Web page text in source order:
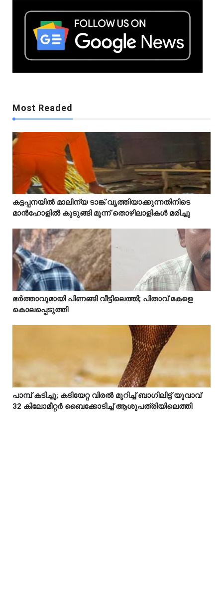
Most Readed
  
കട്ടപ്പനയിൽ മാലിന്യ ടാങ്ക് വൃത്തിയാക്കുന്നതിനിടെ
മാൻഹോളിൽ കുടുങ്ങി മൂന്ന് തൊഴിലാളികൾ മരിച്ചു
  
Mostreaded
ഭർത്താവുമായി പിണങ്ങി വീട്ടിലെത്തി; പിതാവ് മകളെ
കൊലപ്പെടുത്തി
  
Mostreaded
പാമ്പ് കടിച്ചു; കടിയേറ്റ വിരൽ മുറിച്ച് ബാഗിലിട്ട് യുവാവ്
32 കിലോമീറ്റർ ബൈക്കോടിച്ച് ആശുപത്രിയിലെത്തി